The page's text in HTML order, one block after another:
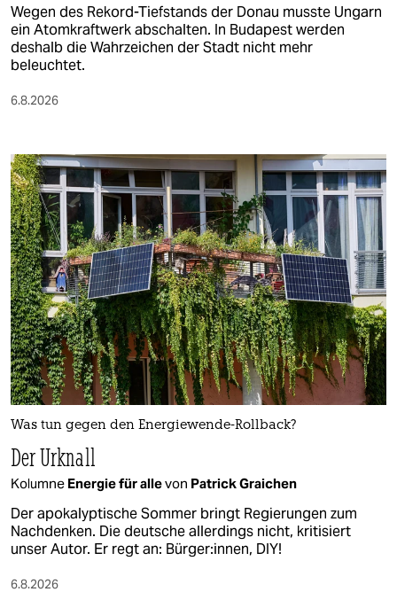
Wegen des Rekord-Tiefstands der Donau musste Ungarn
ein Atomkraftwerk abschalten. In Budapest werden
deshalb die Wahrzeichen der Stadt nicht mehr
beleuchtet.
6.8.2026
Was tun gegen den Energiewende-Rollback?
Der Urknall
Kolumne Energie für allevon Patrick Graichen
Der apokalyptische Sommer bringt Regierungen zum
Nachdenken. Die deutsche allerdings nicht, kritisiert
unser Autor. Er regt an: Bürger:innen, DIY!
6.8.2026